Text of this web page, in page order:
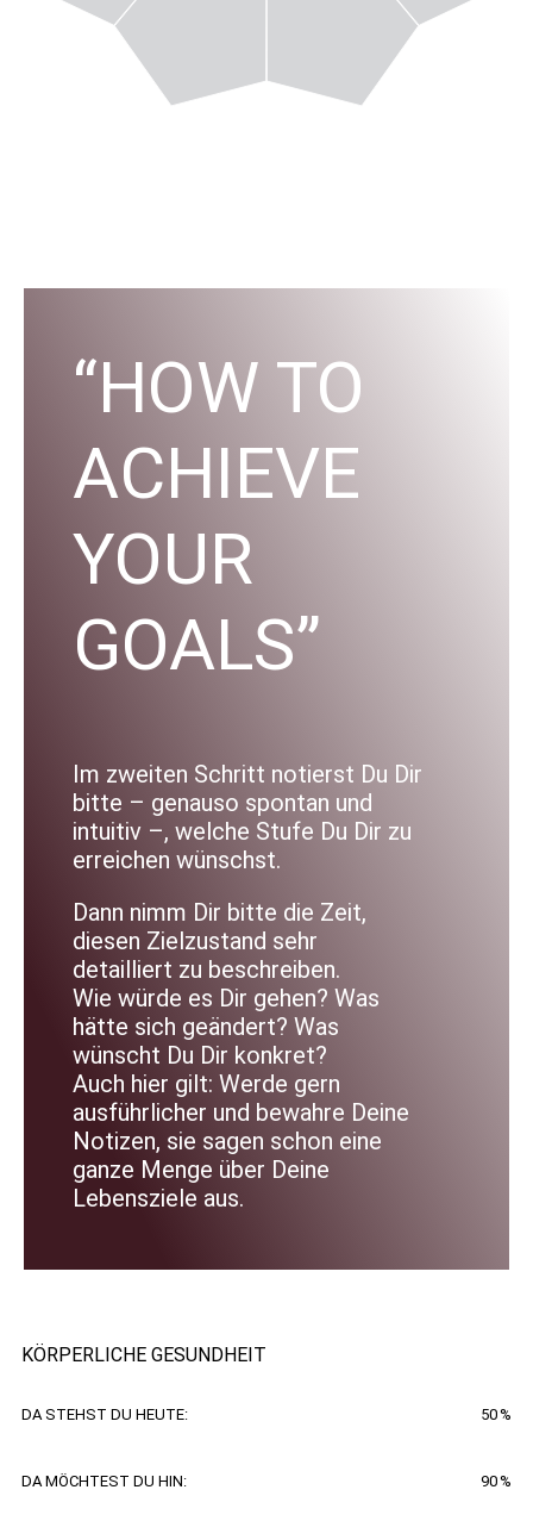
“HOW TO
ACHIEVE
YOUR
GOALS”
Im zweiten Schritt notierst Du Dir
bitte – genauso spontan und
intuitiv –, welche Stufe Du Dir zu
erreichen wünschst.
Dann nimm Dir bitte die Zeit,
diesen Zielzustand sehr
detailliert zu beschreiben.
Wie würde es Dir gehen? Was
hätte sich geändert? Was
wünscht Du Dir konkret?
Auch hier gilt: Werde gern
ausführlicher und bewahre Deine
Notizen, sie sagen schon eine
ganze Menge über Deine
Lebensziele aus.
KÖRPERLICHE GESUNDHEIT
DA STEHST DU HEUTE: 50%
DA MÖCHTEST DU HIN: 90%